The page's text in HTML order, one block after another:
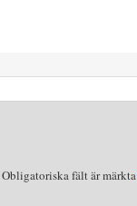
Obligatoriska fält är märkta